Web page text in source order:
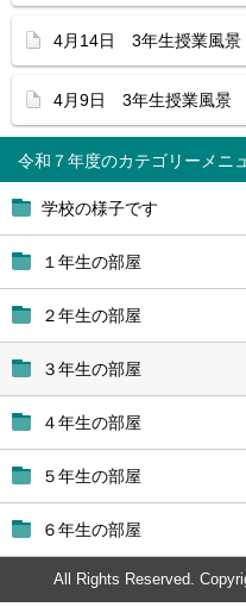
令和７年度
学校の様子です
１年生の部屋
２年生の部屋
３年生の部屋
４年生の部屋
５年生の部屋
６年生の部屋
4月14日 3年生授業風景
4月9日 3年生授業風景
All Rights Reserved.